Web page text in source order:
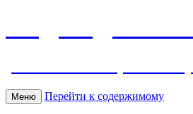
Меню Перейти к содержимому